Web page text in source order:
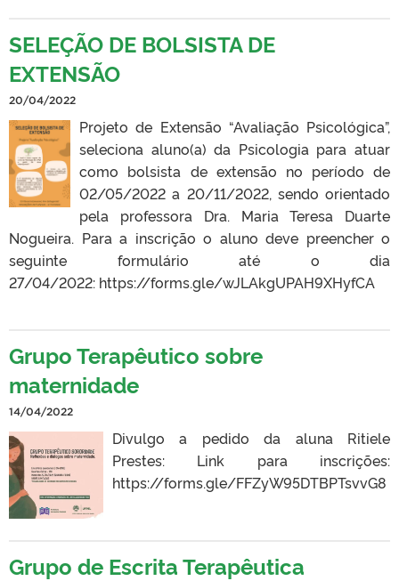
SELEÇÃO DE BOLSISTA DE
EXTENSÃO
20/04/2022
Projeto de Extensão “Avaliação Psicológica”,
seleciona aluno(a) da Psicologia para atuar
como bolsista de extensão no período de
02/05/2022 a 20/11/2022, sendo orientado
pela professora Dra. Maria Teresa Duarte
Nogueira. Para a inscrição o aluno deve preencher o
seguinte formulário até o dia
27/04/2022: https://forms.gle/wJLAkgUPAH9XHyfCA
Grupo Terapêutico sobre
maternidade
14/04/2022
Divulgo a pedido da aluna Ritiele
Prestes: Link para inscrições:
https://forms.gle/FFZyW95DTBPTsvvG8
Grupo de Escrita Terapêutica